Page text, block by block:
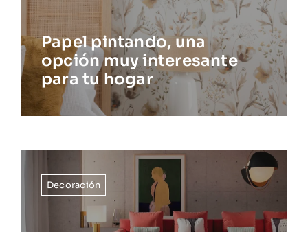
Papel pintando, una
opción muy interesante
para tu hogar
Decoración